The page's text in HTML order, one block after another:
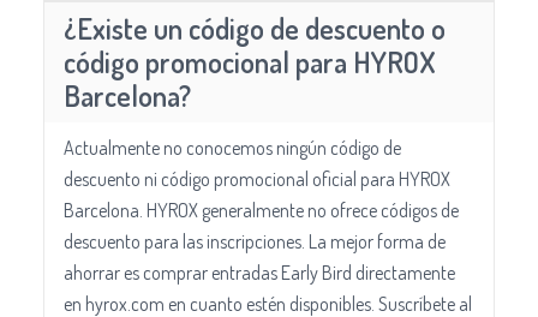
¿Existe un código de descuento o
código promocional para HYROX
Barcelona?
Actualmente no conocemos ningún código de
descuento ni código promocional oficial para HYROX
Barcelona. HYROX generalmente no ofrece códigos de
descuento para las inscripciones. La mejor forma de
ahorrar es comprar entradas Early Bird directamente
en hyrox.com en cuanto estén disponibles. Suscríbete al